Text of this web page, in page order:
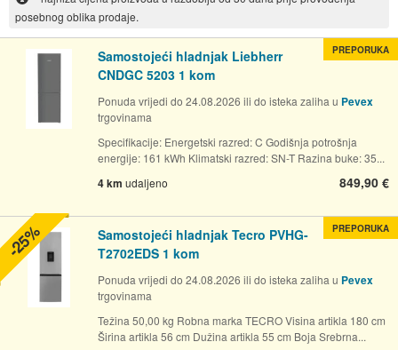
posebnog oblika prodaje.
Samostojeći hladnjak Liebherr
CNDGC 5203 1 kom
Ponuda vrijedi do 24.08.2026 ili do isteka zaliha u Pevex
trgovinama
Specifikacije: Energetski razred: C Godišnja potrošnja
energije: 161 kWh Klimatski razred: SN-T Razina buke: 35...
4 km udaljeno 849,90 €
PREPORUKA
Samostojeći hladnjak Tecro PVHG-
T2702EDS 1 kom
Ponuda vrijedi do 24.08.2026 ili do isteka zaliha u Pevex
trgovinama
Težina 50,00 kg Robna marka TECRO Visina artikla 180 cm
Širina artikla 56 cm Dužina artikla 55 cm Boja Srebrna...
PREPORUKA
-25%